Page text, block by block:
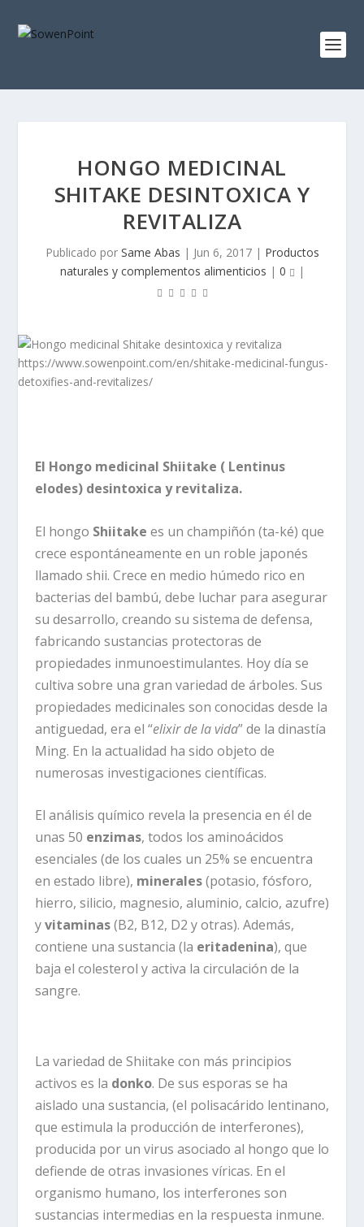
HONGO MEDICINAL
SHITAKE DESINTOXICA Y
REVITALIZA
Publicado por Same Abas | Jun 6, 2017| Productos
naturales y complementos alimenticios | 0 |
https://www.sowenpoint.com/en/shitake-medicinal-fungus-
detoxifies-and-revitalizes/
El Hongo medicinal Shiitake ( Lentinus
elodes) desintoxica y revitaliza.
El hongo Shiitake es un champiñón (ta-ké) que
crece espontáneamente en un roble japonés
llamado shii. Crece en medio húmedo rico en
bacterias del bambú, debe luchar para asegurar
su desarrollo, creando su sistema de defensa,
fabricando sustancias protectoras de
propiedades inmunoestimulantes. Hoy día se
cultiva sobre una gran variedad de árboles. Sus
propiedades medicinales son conocidas desde la
antiguedad, era el “elixir de la vida” de la dinastía
Ming. En la actualidad ha sido objeto de
numerosas investigaciones científicas.
El análisis químico revela la presencia en él de
unas 50 enzimas, todos los aminoácidos
esenciales (de los cuales un 25% se encuentra
en estado libre), minerales(potasio, fósforo,
hierro, silicio, magnesio, aluminio, calcio, azufre)
yvitaminas(B2, B12, D2 y otras). Además,
contiene una sustancia (la eritadenina), que
baja el colesterol y activa la circulación de la
sangre.
La variedad de Shiitake con más principios
activos es la donko. De sus esporas se ha
aislado una sustancia, (el polisacárido lentinano,
que estimula la producción de interferones),
producida por un virus asociado al hongo que lo
defiende de otras invasiones víricas. En el
organismo humano, los interferones son
sustancias intermedias en la respuesta inmune.